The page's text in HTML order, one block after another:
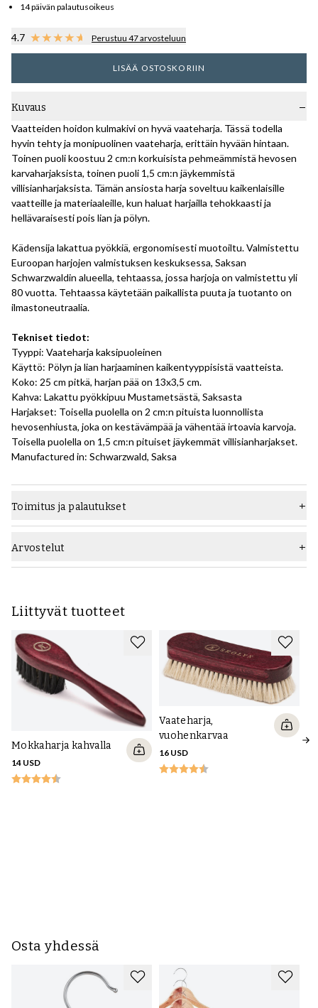
14 päivän palautusoikeus
4.7 Perustuu 47 arvosteluun
LISÄÄ OSTOSKORIIN
Kuvaus
Vaatteiden hoidon kulmakivi on hyvä vaateharja. Tässä todella
hyvin tehty ja monipuolinen vaateharja, erittäin hyvään hintaan.
Toinen puoli koostuu 2 cm:n korkuisista pehmeämmistä hevosen
karvaharjaksista, toinen puoli 1,5 cm:n jäykemmistä
villisianharjaksista. Tämän ansiosta harja soveltuu kaikenlaisille
vaatteille ja materiaaleille, kun haluat harjailla tehokkaasti ja
hellävaraisesti pois lian ja pölyn.
Kädensija lakattua pyökkiä, ergonomisesti muotoiltu. Valmistettu
Euroopan harjojen valmistuksen keskuksessa, Saksan
Schwarzwaldin alueella, tehtaassa, jossa harjoja on valmistettu yli
80 vuotta. Tehtaassa käytetään paikallista puuta ja tuotanto on
ilmastoneutraalia.
Tekniset tiedot:
Tyyppi: Vaateharja kaksipuoleinen
Käyttö: Pölyn ja lian harjaaminen kaikentyyppisistä vaatteista.
Koko: 25 cm pitkä, harjan pää on 13x3,5 cm.
Kahva: Lakattu pyökkipuu Mustametsästä, Saksasta
Harjakset: Toisella puolella on 2 cm:n pituista luonnollista
hevosenhiusta, joka on kestävämpää ja vähentää irtoavia karvoja.
Toisella puolella on 1,5 cm:n pituiset jäykemmät villisianharjakset.
Manufactured in: Schwarzwald, Saksa
Toimitus ja palautukset
Arvostelut
Liittyvät tuotteet
Mokkaharja kahvalla
14 USD
Vaateharja,
vuohenkarvaa
16 USD
Osta yhdessä